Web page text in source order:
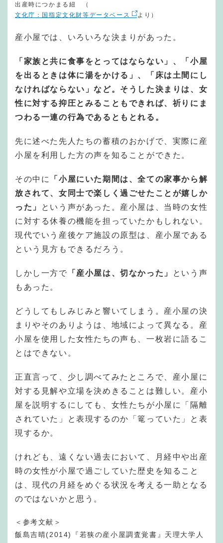
出産時につかまる紐 （
文化庁：国指定文化財等データベース
より）
産小屋では、いろいろな決まりがあった。
「家族と共に食事をとってはならない」、「小屋
を出るときは体に湯をかける」、「床は土間にし
なければならない」など。そうした決まりは、女
性に対する抑圧とみることもできれば、祈りにま
つわる一連の行為であるともとれる。
先に述べた先人たちの蓄積のおかげで、実際に産
小屋を利用した方の声を知ることができた。
その中に
「小屋にいた期間は、全ての家事から解
放されて、女同士で楽しく過ごせたことが嬉しか
った」
という声があった。産小屋は、当時の女性
に対する休養の機能を担っていたかもしれない。
現代でいう産後ケア施設の原型は、産小屋である
という見方もできるだろう。
しかし一方で 「産小屋は、切なかった」
という声
もあった。
どうしてもしみじみと響いてしまう。産小屋の決
まりやそのありようは、地域によって異なる。産
小屋を使用した女性たちの声も、一枚岩に語るこ
とはできない。
正直言って、少し調べてみたところで、産小屋に
対する見解や立場を決めきることは難しい。産小
屋を説明するにしても、女性たちが小屋に「隔離
されていた」と表現するのか「篭っていた」と表
現するか。
けれども、遠くない過去において、月経中や出産
時の女性が小屋で過ごしていた歴史を知ること
は、現代の月経をめぐる状況を考える一助となる
のではないかと思う。
＜参考文献＞
飯島吉晴(2014)『若狭の産小屋調査覚書』天理大学人